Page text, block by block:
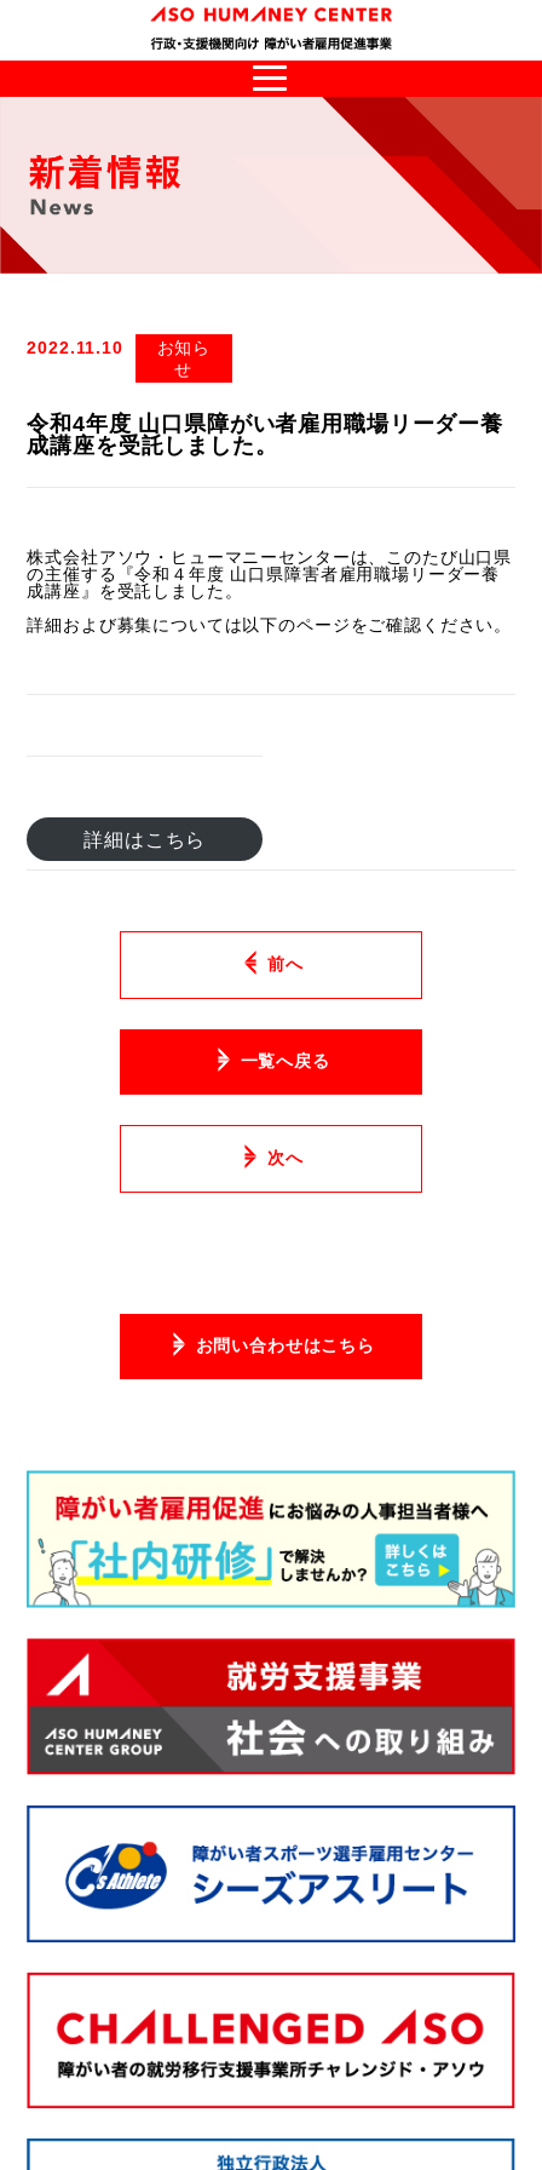
2022.11.10
お知ら
せ
令和4年度 山口県障がい者雇用職場リーダー養
成講座を受託しました。
株式会社アソウ・ヒューマニーセンターは、このたび山口県
の主催する『令和４年度 山口県障害者雇用職場リーダー養
成講座』を受託しました。
詳細および募集については以下のページをご確認ください。
詳細はこちら
前へ
一覧へ戻る
次へ
お問い合わせはこちら